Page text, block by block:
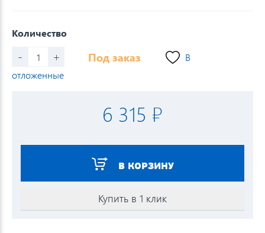
Количество
- + Под заказ
В
отложенные
6 315 ₽
В КОРЗИНУ
Купить в 1 клик